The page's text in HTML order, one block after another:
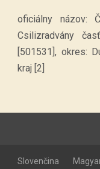
oficiálny názov:
Csilizradvány
[501531], okres:
kraj [2]
Slovenčina